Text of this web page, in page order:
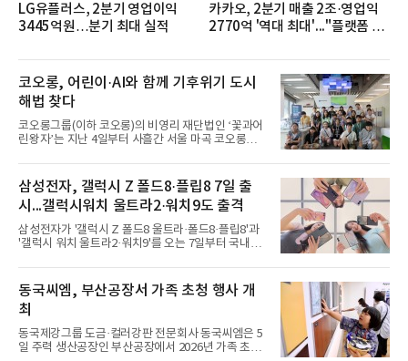
LG유플러스, 2분기 영업이익
3445억원…분기 최대 실적
카카오, 2분기 매출 2조·영업익
2770억 '역대 최대'..."플랫폼 사
코오롱, 어린이·AI와 함께 기후위기 도시
해법 찾다
코오롱그룹(이하 코오롱)의 비영리 재단법인 ‘꽃과어
린왕자’는 지난 4일부터 사흘간 서울 마곡 코오롱원
했다고 6일 밝혔다.‘에코 롱롱 Plus 캠프’는 코오롱의
대표적인 사회공헌 활동 가운데 하나로 초등학생들이
환경위기에 처한 도시 문제를 직접 해결하며 배우는
친환경 에너지 체험 프로그램이라고 설명했다. 이번
캠프에는 전국의 초등학교 6학년 학생 72명이 참여했
다.참가 학생들은 ‘친환경 에너지 원정대’가 되어 지
반침하, 기습홍수, 열섬현상 등 전세계 도시가 직면한
이
삼성전자, 갤럭시 Z 폴드8·플립8 7일 출
시...갤럭시워치 울트라2·워치9도 출격
삼성전자가 '갤럭시 Z 폴드8 울트라·폴드8·플립8'과
'갤럭시 워치 울트라2·워치9'를 오는 7일부터 국내에
달 28일부터 이달 3일까지 7일간 진행된 '갤럭시 Z 폴
드8 울트라·폴드8·플립8' 사전 판매에서는 갤럭시 스
마트폰 역대 최고 기록인 144만대 판매를 달성했다.
사전 구매 고객 10명 중 약 7명이 '갤럭시 Z 폴드8'를
선택했을 만큼 새롭게 선보인 제품 형태(폼팩터)와 디
자인에 대한 관심이 높았다.삼성닷컴에서 사전 구매
에 참여한 고객 중 절반은 10~30대였으며, 이 중 '갤
동국씨엠, 부산공장서 가족 초청 행사 개
최
동국제강그룹 도금·컬러강판 전문회사 동국씨엠은 5
일 주력 생산공장인 부산공장에서 2026년 가족 초청